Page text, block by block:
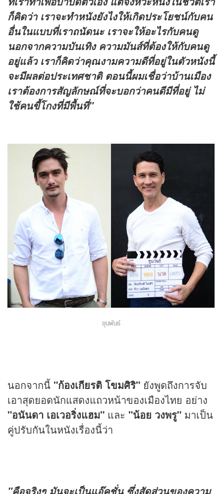
ก็คิดว่า เราจะทำหนังยังไงให้เกิดประโยชน์กับคน
อื่นในแบบที่เราถนัดนะ เราจะให้อะไรกับคนดู
นอกจากความบันเทิง ความมันส์ที่ต้องให้กับคนดู
อยู่แล้ว เราก็คิดว่าคุณงามความดีที่อยู่ในตัวหนังนี้
จะมีผลต่อประเทศชาติ ตอนนี้ผมเชื่อว่าบ้านเมือง
เราต้องการสัญลักษณ์ที่จะบอกว่าคนดีมีที่อยู่ ไม่
ใช้คนขี้โกงที่มีพื้นที่"
ขุนพันธ์
นอกจากนี้ "ก้องเกียรติ โขมศิริ" ยังพูดถึงการจับ
เอาสุดยอดนักแสดงแถวหน้าของเมืองไทย อย่าง
"อนันดา เอเวอริ่งแฮม" และ "น้อย วงพรู" มาเป็น
คู่ปรับกันในหนังเรื่องนี้ว่า
"คือจริงๆ มันจะเป็นแอ๊คชั่น ซึ่งสัดส่วนของความ